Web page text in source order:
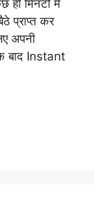
ही मिनटों में
प्राप्त कर
अपनी
बाद Instant